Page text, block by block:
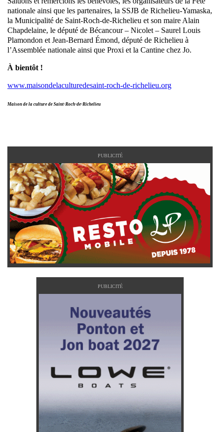
nationale ainsi que les partenaires, la SSJB de Richelieu-Yamaska,
la Municipalité de Saint-Roch-de-Richelieu et son maire Alain
Chapdelaine, le député de Bécancour – Nicolet – Saurel Louis
Plamondon et Jean-Bernard Émond, député de Richelieu à
l’Assemblée nationale ainsi que Proxi et la Cantine chez Jo.
À bientôt !
www.maisondelaculturedesaint-roch-de-richelieu.org
Maison de la culture de Saint-Roch-de-Richelieu
PUBLICITÉ
PUBLICITÉ